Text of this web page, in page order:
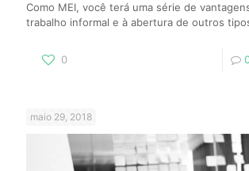
Como MEI, você terá uma série de
trabalho informal e à abertura de outros
0
maio 29, 2018